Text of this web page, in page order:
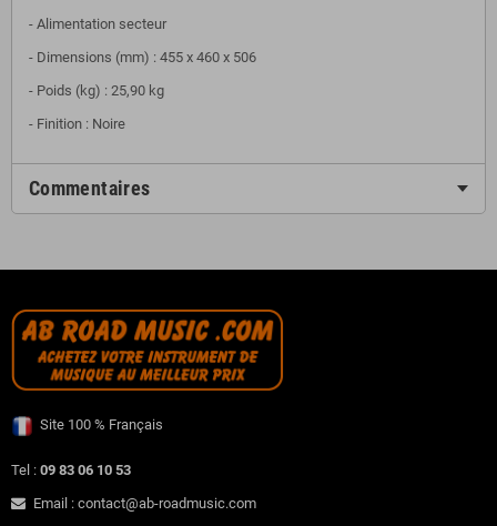
- Alimentation secteur
- Dimensions (mm) : 455 x 460 x 506
- Poids (kg) : 25,90 kg
- Finition : Noire
Commentaires
Site 100 % Français
Tel : 09 83 06 10 53
Email : contact@ab-roadmusic.com